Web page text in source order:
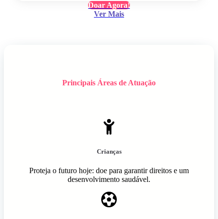
Doar Agora!
Ver Mais
Principais Áreas de Atuação
Crianças
Proteja o futuro hoje: doe para garantir direitos e um
desenvolvimento saudável.